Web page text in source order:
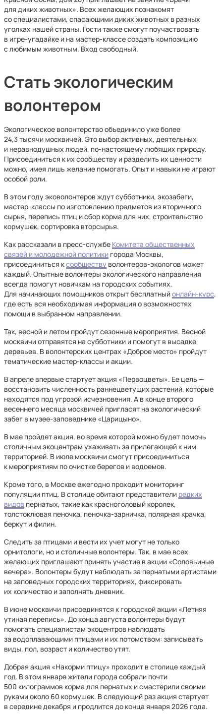
для диких животных». Всех желающих познакомят
со специалистами, спасающими диких животных в разных
уголках нашей страны. Гости также смогут поучаствовать
в игре-угадайке и на мастер-классе создать композицию
с любимым животным. Вход свободный.
Стать экологическим
волонтером
Экологическое волонтерство объединило уже более
24,3 тысячи москвичей. Это выбор активных, деятельных
и неравнодушных людей, по-настоящему любящих природу.
Присоединиться к их сообществу и разделить их ценности
можно, имея лишь желание помогать. Опыт и навыки не играют
особой роли.
В этом году эковолонтеров ждут субботники, экозабеги,
мастер-классы по изготовлению предметов из вторичного
сырья, перепись птиц и сбор корма для них, строительство
кормушек, сортировка вторсырья.
Как рассказали в пресс-службе Комитета общественных
связей и молодежной политики города Москвы,
присоединиться ксообществу волонтеров-экологов может
каждый. Опытные волонтеры экологического направления
всегда помогут новичкам на городских событиях.
Для начинающих помощников открыт бесплатныйонлайн-курс,
где есть вся необходимая информация о возможностях
помощи в выбранном направлении.
Так, весной и летом пройдут сезонные мероприятия. Весной
москвичи отправятся на субботники и помогут в высадке
деревьев. В волонтерских центрах «Доброе место» пройдут
тематические мастер-классы и акции.
В апреле впервые стартует акция «Первоцветы». Ее цель —
восстановить численность раннецветущих растений, которые
находятся под угрозой исчезновения. А в конце второго
весеннего месяца москвичей пригласят на экологический
забег в музее-заповеднике «Царицыно».
В мае пройдет акция, во время которой можно будет помочь
столичным экоцентрам ухаживать за прилегающей к ним
территорией. В июле москвичи смогут присоединиться
к мероприятиям по очистке берегов и водоемов.
Кроме того, в Москве ежегодно проходит мониторинг
популяции птиц. В столице обитают представители редких
видов пернатых, такие как красноголовый королек,
толстоклювая пеночка, пеночка-зарничка, полярная крачка,
беркут и филин.
Следить за птицами и вести их учет могут не только
орнитологи, но и столичные волонтеры. Так, в мае всех
желающих приглашают принять участие в акции «Соловьиные
вечера». Волонтеры будут наблюдать за пернатыми артистами
на заповедных городских территориях, фиксировать
их количество и заполнять дневник.
В июне москвичи присоединятся к городской акции «Летняя
утиная перепись». До конца августа волонтеры будут
помогать специалистам экоцентров наблюдать
за водоплавающими птицами и их потомством: записывать
виды, пол, возраст и количество утят.
Добрая акция «Накорми птицу» проходит в столице каждый
год. В этом январе жители города собрали почти
500 килограммов корма для пернатых и смастерили своими
руками около 60 кормушек. В следующий раз акция стартует
в середине декабря и продлится до конца января 2026 года.